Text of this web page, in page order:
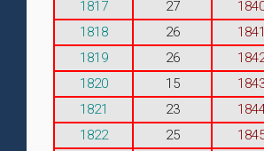
1817 27
1818
26 1841
1819
26
1820
15
1821
23
1822
25